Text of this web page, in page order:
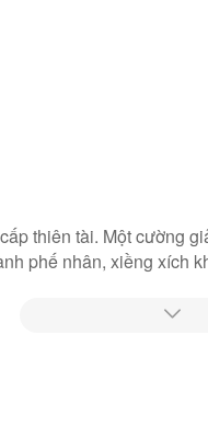
thiên tài. Một cường
phế nhân, xiềng xích
người thân phản bội,
trảm Thiên diệt Đạo.
